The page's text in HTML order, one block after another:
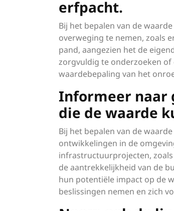
erfpacht.
Bij het bepalen van de
overweging te nemen, zoals
pand, aangezien het de
zorgvuldig te onderzoeken of
waardebepaling van het
Informeer naar
die de waarde
Bij het bepalen van de
ontwikkelingen in de
infrastructuurprojecten,
de aantrekkelijkheid van de
hun potentiële impact op de
beslissingen nemen en zich